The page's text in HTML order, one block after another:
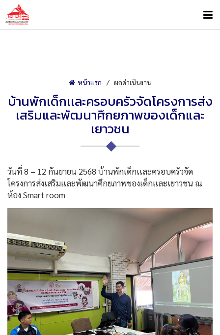
หน้าแรก ผลดำเนินงาน
บ้านพักเด็กเเละครอบครัวจัดโครงการส่ง
เสริมและพัฒนาศึกยภาพของเด็กและ
เยาวชน
วันที่ 8 – 12 กันยายน 2568 บ้านพักเด็กเเละครอบครัวจัด
โครงการส่งเสริมและพัฒนาศึกยภาพของเด็กและเยาวชน ณ
ห้อง Smart room